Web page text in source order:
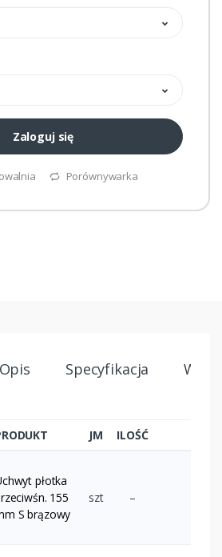
Zaloguj się
Porównywarka
Opis Specyfikacja
JM ILOŚĆ
płotka
155
S brązowy
szt –